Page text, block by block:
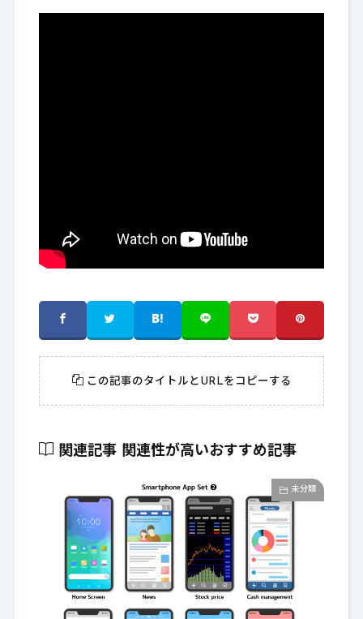
この記事のタイトルとURLをコピーする
関連記事 関連性が高いおすすめ記事
未分類